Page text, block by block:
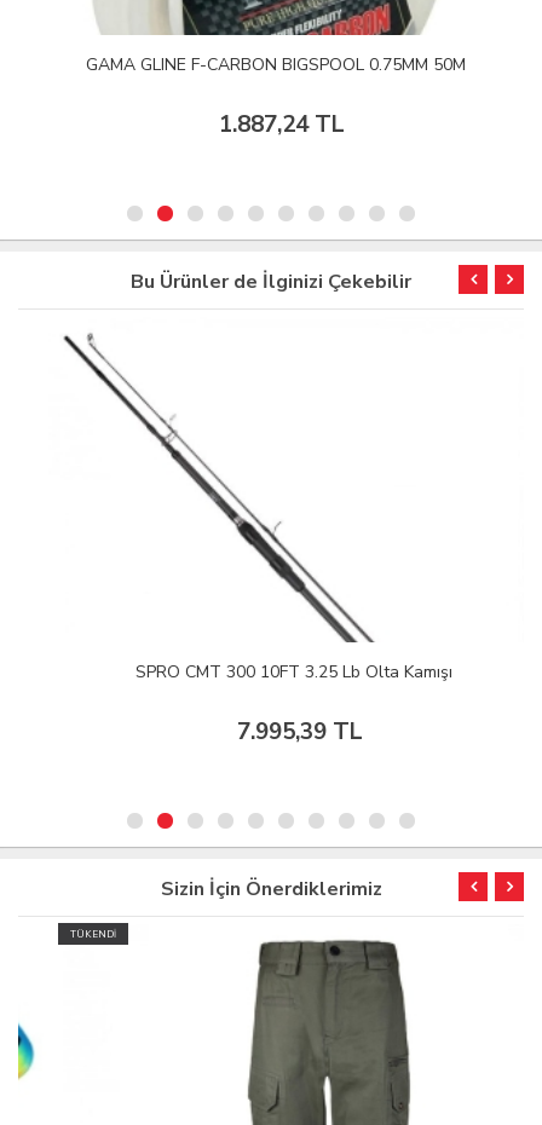
GAMA GLINE F-CARBON BIGSPOOL 0.75MM 50M
1.887,24 TL
Bu Ürünler de İlginizi Çekebilir
SPRO CMT 300 10FT 3.25 Lb Olta Kamışı
7.995,39 TL
Sizin İçin Önerdiklerimiz
TÜKENDİ